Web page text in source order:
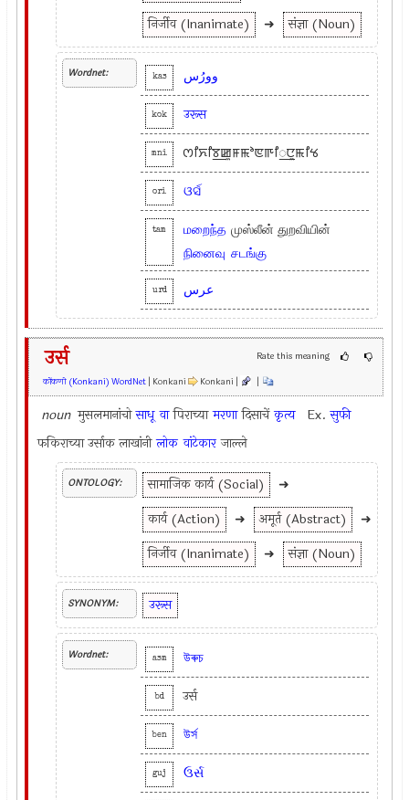
निर्जीव (Inanimate)
➜ संज्ञा (Noun)
Wordnet: kas وورُس
kok उरूस
mni ꯁꯤꯈꯤꯕ꯭ꯀꯨꯝꯃꯣꯟꯒꯤ꯭ꯅꯨꯃꯤꯠ
ori ଓର୍ସ
tam மறைந்த முஸ்லீன் துறவியின்
நினைவு சடங்கு
urd عرس
Rate this meaning
उर्स
कोंकणी (Konkani) WordNet | Konkani Konkani | |
noun मुसलमानांचोसाधू वापिराच्यामरणादिसाचेंकृत्य Ex.सुफी
फकिराच्या उर्साक लाखांनीलोक वांटेकारजाल्ले
ONTOLOGY: सामाजिक कार्य (Social)
➜
कार्य (Action)
➜ अमूर्त (Abstract)
➜
निर्जीव (Inanimate)
➜ संज्ञा (Noun)
SYNONYM: उरूस
Wordnet: asm উৰুচ
bd उर्स
ben উর্স
guj ઉર્સ